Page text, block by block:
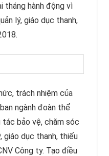
tháng hành động vì
lý, giáo dục thanh,
trách nhiệm của
ngành đoàn thể
bảo vệ, chăm sóc
giáo dục thanh, thiếu
Công ty. Tạo điều